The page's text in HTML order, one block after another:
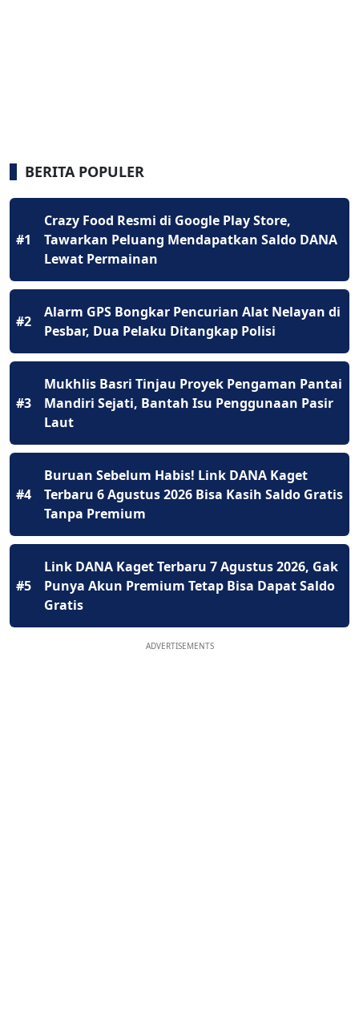
BERITA POPULER
#1
Crazy Food Resmi di Google Play Store,
Tawarkan Peluang Mendapatkan Saldo DANA
Lewat Permainan
#2
Alarm GPS Bongkar Pencurian Alat Nelayan di
Pesbar, Dua Pelaku Ditangkap Polisi
#3
Mukhlis Basri Tinjau Proyek Pengaman Pantai
Mandiri Sejati, Bantah Isu Penggunaan Pasir
Laut
#4
Buruan Sebelum Habis! Link DANA Kaget
Terbaru 6 Agustus 2026 Bisa Kasih Saldo Gratis
Tanpa Premium
#5
Link DANA Kaget Terbaru 7 Agustus 2026, Gak
Punya Akun Premium Tetap Bisa Dapat Saldo
Gratis
ADVERTISEMENTS